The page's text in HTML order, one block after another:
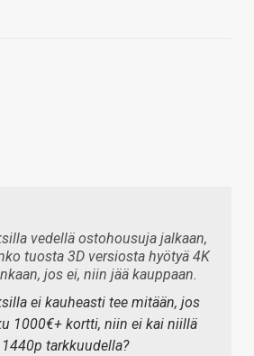
vedellä ostohousuja jalkaan,
tuosta 3D versiosta hyötyä 4K
jos ei, niin jää kauppaan.
ei kauheasti tee mitään, jos
1000€+ kortti, niin ei kai niillä
tarkkuudella?